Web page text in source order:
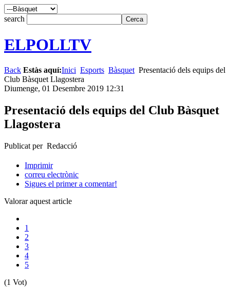
search
ELPOLLTV
Back Estàs aquí:Inici Esports Bàsquet Presentació dels equips del
Club Bàsquet Llagostera
Diumenge, 01 Desembre 2019 12:31
Presentació dels equips del Club Bàsquet
Llagostera
Publicat per Redacció
Imprimir
correu electrònic
Sigues el primer a comentar!
Valorar aquest article
1
2
3
4
5
(1 Vot)